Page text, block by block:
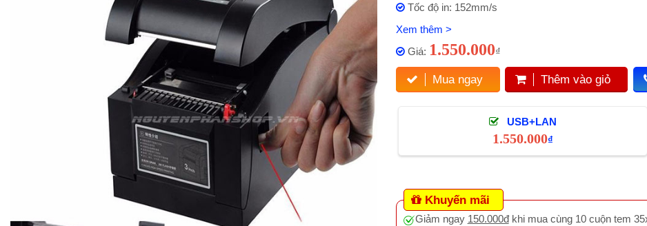
Tốc độ in: 152mm/s
Xem thêm >
Giá: 1.550.000₫
Mua ngay Thêm vào giỏ
USB+LAN
1.550.000₫
Khuyến mãi
Giảm ngay 150.000đkhi mua cùng 10 cuộn tem